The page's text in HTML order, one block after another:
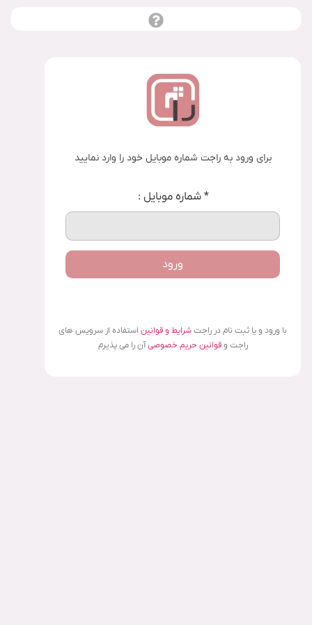
برای ورود به راجت شماره موبایل خود را وارد نمایید
* شماره موبایل :
ورود
با ورود و یا ثبت نام در راجتشرایط و قوانین استفاده از سرویس های
راجت وقوانین حریم خصوصیآن را می پذیرم